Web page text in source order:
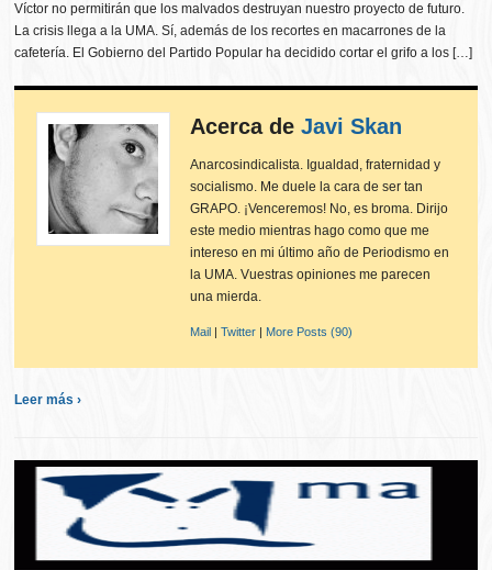
Víctor no permitirán que los malvados destruyan nuestro proyecto de futuro.
La crisis llega a la UMA. Sí, además de los recortes en macarrones de la
cafetería. El Gobierno del Partido Popular ha decidido cortar el grifo a los […]
Acerca deJavi Skan
Anarcosindicalista. Igualdad, fraternidad y
socialismo. Me duele la cara de ser tan
GRAPO. ¡Venceremos! No, es broma. Dirijo
este medio mientras hago como que me
intereso en mi último año de Periodismo en
la UMA. Vuestras opiniones me parecen
una mierda.
Mail |Twitter | More Posts (90)
Leer más ›